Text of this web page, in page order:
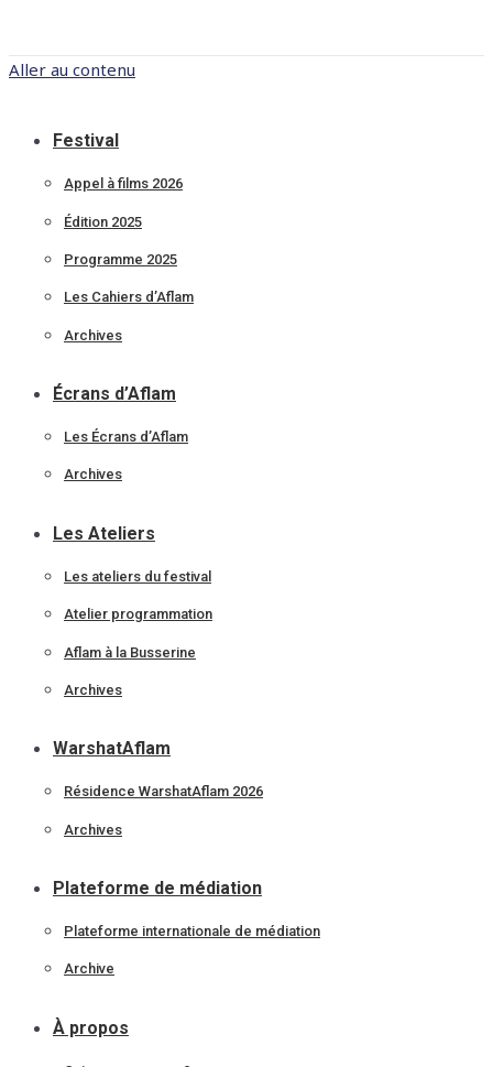
Aller au contenu
Festival
Appel à films 2026
Édition 2025
Programme 2025
Les Cahiers d’Aflam
Archives
Écrans d’Aflam
Les Écrans d’Aflam
Archives
Les Ateliers
Les ateliers du festival
Atelier programmation
Aflam à la Busserine
Archives
WarshatAflam
Résidence WarshatAflam 2026
Archives
Plateforme de médiation
Plateforme internationale de médiation
Archive
À propos